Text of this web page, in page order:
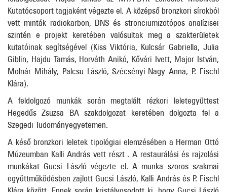
Kutatócsoport tagjaként végezte el. A középső bronzkori sírokból
vett minták radiokarbon, DNS és stronciumizotópos analízisei
szintén e projekt keretében valósultak meg a szakterületek
kutatóinak segítségével (Kiss Viktória, Kulcsár Gabriella, Julia
Giblin, Hajdu Tamás, Horváth Anikó, Kővári Ivett, Major István,
Molnár Mihály, Palcsu László, Szécsényi-Nagy Anna, P. Fischl
Klára).
A feldolgozó munkák során megtalált rézkori leletegyüttest
Hegedűs Zsuzsa BA szakdolgozat keretében dolgozta fel a
Szegedi Tudományegyetemen.
A késő bronzkori leletek tipológiai elemzésében a Herman Ottó
Múzeumban Kalli András vett részt . A restaurálási és rajzolási
munkákat Gucsi László végezte el. A munka szoros szakmai
együttműködésben zajlott Gucsi László, Kalli András és P. Fischl
Klára között. Ennek során kristályosodott ki, hogy Gucsi László